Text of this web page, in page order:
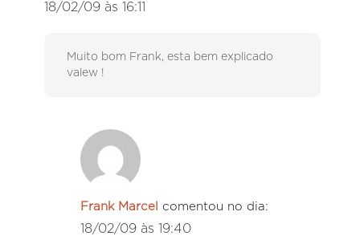
18/02/09 às 16:11
Muito bom Frank, esta bem explicado
valew !
Frank Marcel comentou no dia:
18/02/09 às 19:40